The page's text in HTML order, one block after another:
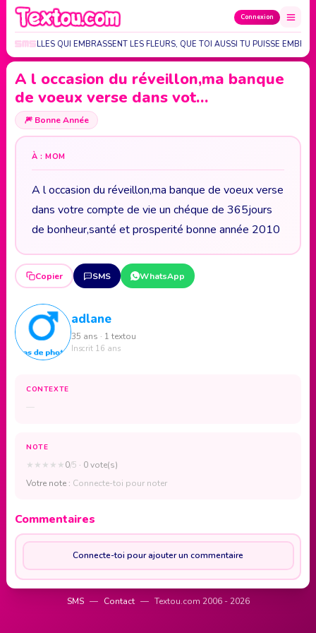
Connexion
ABEILLES QUI EMBRASSENT LES FLEURS, QUE TOI AUSSI TU PUISSE
A l occasion du réveillon,ma banque
de voeux verse dans vot…
🎆 Bonne Année
À : MOM
A l occasion du réveillon,ma banque de voeux verse
dans votre compte de vie un chéque de 365jours
de bonheur,santé et prosperité bonne année 2010
Copier SMS WhatsApp
adlane
35 ans · 1 textou
Inscrit 16 ans
CONTEXTE
—
NOTE
★ ★ ★ ★ ★0/5 · 0 vote(s)
Votre note : Connecte-toi pour noter
Commentaires
Connecte-toi pour ajouter un commentaire
SMS — Contact — Textou.com 2006 - 2026